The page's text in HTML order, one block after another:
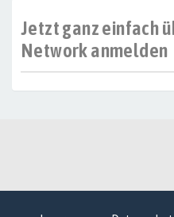
Jetzt ganz einfach
Network anmelden